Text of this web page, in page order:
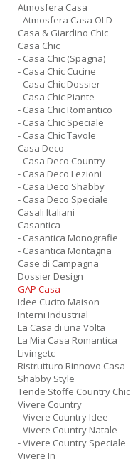
Atmosfera Casa
- Atmosfera Casa OLD
Casa & Giardino Chic
Casa Chic
- Casa Chic (Spagna)
- Casa Chic Cucine
- Casa Chic Dossier
- Casa Chic Piante
- Casa Chic Romantico
- Casa Chic Speciale
- Casa Chic Tavole
Casa Deco
- Casa Deco Country
- Casa Deco Lezioni
- Casa Deco Shabby
- Casa Deco Speciale
Casali Italiani
Casantica
- Casantica Monografie
- Casantica Montagna
Case di Campagna
Dossier Design
GAP Casa
Idee Cucito Maison
Interni Industrial
La Casa di una Volta
La Mia Casa Romantica
Livingetc
Ristrutturo Rinnovo Casa
Shabby Style
Tende Stoffe Country Chic
Vivere Country
- Vivere Country Idee
- Vivere Country Natale
- Vivere Country Speciale
Vivere In